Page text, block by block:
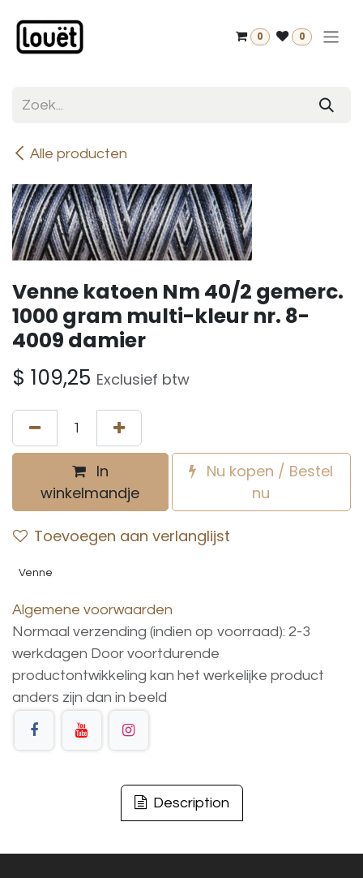
0 0
Alle producten
Venne katoen Nm 40/2 gemerc.
1000 gram multi-kleur nr. 8-
4009 damier
$ 109,25 Exclusief btw
In
winkelmandje
Nu kopen / Bestel
nu
Toevoegen aan verlanglijst
Venne
Algemene voorwaarden
Normaal verzending (indien op voorraad): 2-3
werkdagen Door voortdurende
productontwikkeling kan het werkelijke product
anders zijn dan in beeld
Description